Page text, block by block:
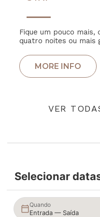
Fique um pouco
quatro noites ou
VER
Selecionar
Quando
Entrada — Saída